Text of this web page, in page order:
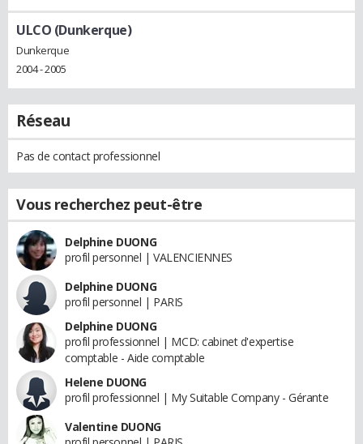
ULCO (Dunkerque)
Dunkerque
2004 - 2005
Réseau
Pas de contact professionnel
Vous recherchez peut-être
Delphine DUONG
profil personnel | VALENCIENNES
Delphine DUONG
profil personnel | PARIS
Delphine DUONG
profil professionnel | MCD: cabinet d'expertise
comptable - Aide comptable
Helene DUONG
profil professionnel | My Suitable Company - Gérante
Valentine DUONG